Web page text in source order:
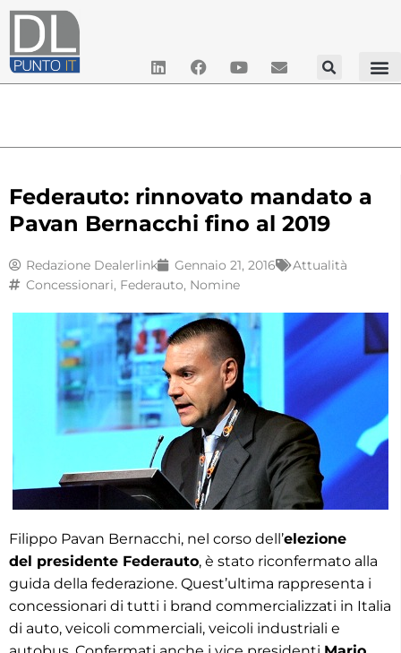
Federauto: rinnovato mandato a
Pavan Bernacchi fino al 2019
Redazione Dealerlink Gennaio 21, 2016
Attualità
Concessionari, Federauto, Nomine
Filippo Pavan Bernacchi, nel corso dell’elezione
del presidente Federauto, è stato riconfermato alla
guida della federazione. Quest’ultima rappresenta i
concessionari di tutti i brand commercializzati in Italia
di auto, veicoli commerciali, veicoli industriali e